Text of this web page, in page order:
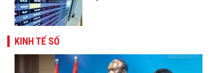
KINH TẾ SỐ